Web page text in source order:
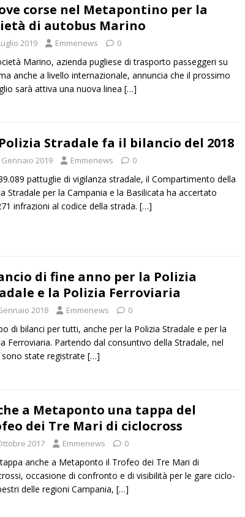
corse nel Metapontino per la
di autobus Marino
2019 Emmenews 0
Marino, azienda pugliese di trasporto passeggeri su
anche a livello internazionale, annuncia che il prossimo
sarà attiva una nuova linea […]
Stradale fa il bilancio del 2018
Gennaio 2019 Emmenews 0
pattuglie di vigilanza stradale, il Compartimento della
Stradale per la Campania e la Basilicata ha accertato
infrazioni al codice della strada. […]
di fine anno per la Polizia
e la Polizia Ferroviaria
2018 Emmenews 0
di bilanci per tutti, anche per la Polizia Stradale e per la
Ferroviaria. Partendo dal consuntivo della Stradale, nel
sono state registrate […]
a Metaponto una tappa del
dei Tre Mari di ciclocross
2017 Emmenews 0
anche a Metaponto il Trofeo dei Tre Mari di
occasione di confronto e di visibilità per le gare ciclo-
delle regioni Campania, […]